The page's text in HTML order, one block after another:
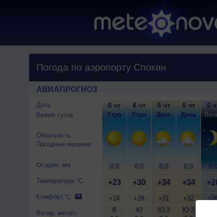
Погода по аэропорту Спокан
АВИАПРОГНОЗ
Дата
Время суток
Облачность
Погодные явления
Осадки, мм
Температура °C
Комфорт,°C
Ветер, метр/с
6 чт
Утро
0.0
+23
+24
В
6 чт
Утро
0.0
+30
+28
Ю
6 чт
День
0.0
+34
+31
Ю-З
6 чт
День
0.0
+34
+32
Ю-З
6
0.0